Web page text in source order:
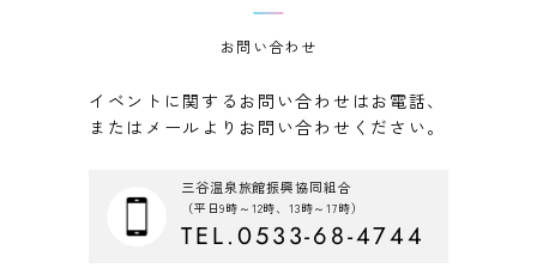
お問い合わせ
イベントに関するお問い合わせはお電話、
またはメールよりお問い合わせください。
三谷温泉旅館振興協同組合
（平日9時～12時、13時～17時）
TEL.0533-68-4744